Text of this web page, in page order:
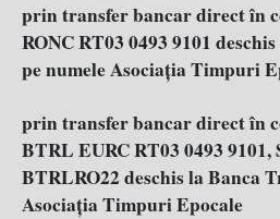
prin transfer bancar direct în
RONC RT03 0493 9101
pe numele Asociația Timpuri
prin transfer bancar direct în
BTRL EURC RT03 0493
BTRLRO22 deschis la Banca
Asociația Timpuri Epocale